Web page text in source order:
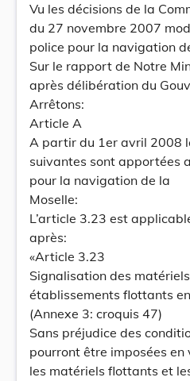
Vu les décisions de la
du 27 novembre 2007
police pour la navigation
Sur le rapport de Notre
après délibération du
Arrêtons:
Article A
A partir du 1er avril 2008
suivantes sont apportées
pour la navigation de la
Moselle:
L’article 3.23 est
après:
«Article 3.23
Signalisation des
établissements flottants
(Annexe 3: croquis 47)
Sans préjudice des
pourront être imposées en
les matériels flottants et